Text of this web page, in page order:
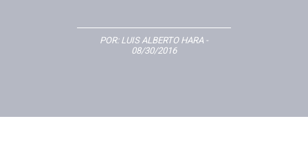
POR: LUIS ALBERTO HARA-
08/30/2016